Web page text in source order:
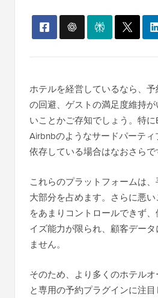
ホテルを経営しているなら、
の回避、ゲストの満足度維持
いことかご存知でしょう。特
Airbnbのようなサードパーテ
依存している場合はなおさらで
これらのプラットフォームは
大部分を占めます。さらに悪
をあまりコントロールできず
イズ能力が限られ、顧客デー
ません。
そのため、より多くのホテル
と専用の予約プラグインに注